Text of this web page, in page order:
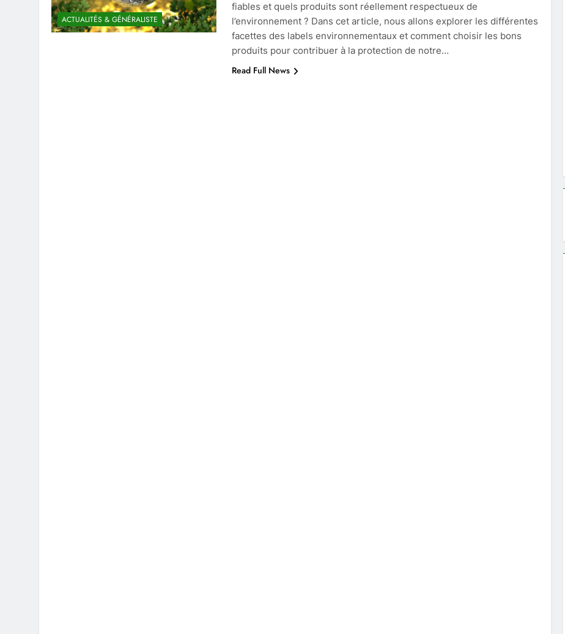
ACTUALITÉS & GÉNÉRALISTE
fiables et quels produits sont réellement respectueux de
l’environnement ? Dans cet article, nous allons explorer les différentes
facettes des labels environnementaux et comment choisir les bons
produits pour contribuer à la protection de notre…
Read Full News